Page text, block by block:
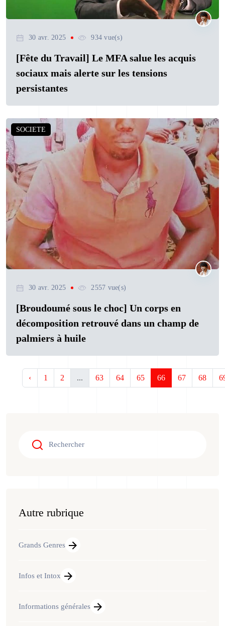
30 avr. 2025 934 vue(s)
[Fête du Travail] Le MFA salue les acquis
sociaux mais alerte sur les tensions
persistantes
SOCIETE
30 avr. 2025 2557 vue(s)
[Broudoumé sous le choc] Un corps en
décomposition retrouvé dans un champ de
palmiers à huile
‹ 1 2 ... 63 64 65 66 67 68
Autre rubrique
Grands Genres
Infos et Intox
Informations générales